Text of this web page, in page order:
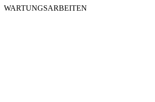
WARTUNGSARBEITEN